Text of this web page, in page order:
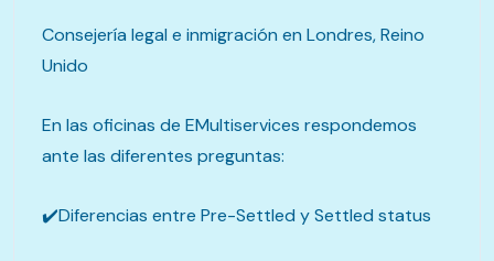
Consejería legal e inmigración en Londres, Reino
Unido
En las oficinas de EMultiservices respondemos
ante las diferentes preguntas:
✔️Diferencias entre Pre-Settled y Settled status